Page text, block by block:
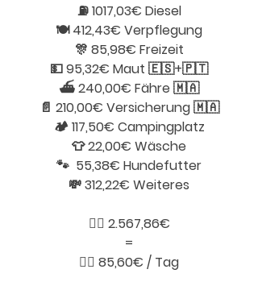
⛽️ 1017,03€ Diesel
🍽️ 412,43€ Verpflegung
🎊 85,98€ Freizeit
💵 95,32€ Maut 🇪🇸+🇵🇹
⛴️ 240,00€ Fähre 🇲🇦
📄 210,00€ Versicherung 🇲🇦
🏕️ 117,50€ Campingplatz
👕 22,00€ Wäsche
🐾  55,38€ Hundefutter
💸 312,22€ Weiteres
👉🏼 2.567,86€
=
👉🏼 85,60€ / Tag